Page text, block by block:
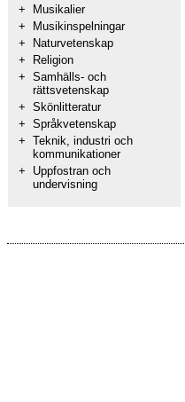
+
Musikalier
+
Musikinspelningar
+
Naturvetenskap
+
Religion
+ Samhälls- och
rättsvetenskap
+ Skönlitteratur
+ Språkvetenskap
+ Teknik, industri och
kommunikationer
+
Uppfostran och
undervisning